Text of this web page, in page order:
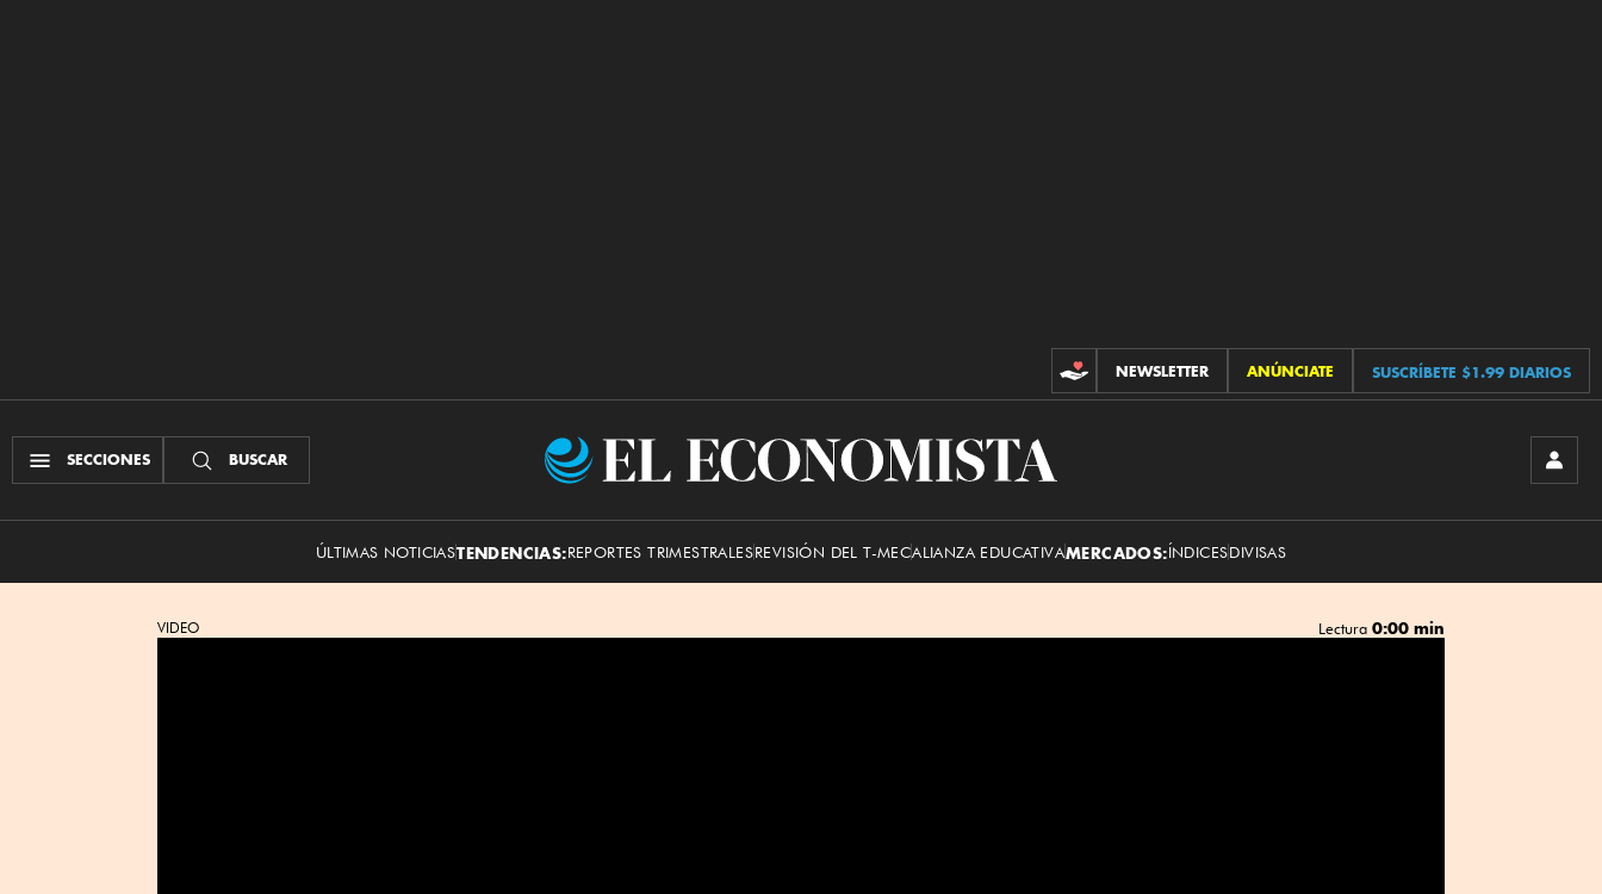
CONTRIBUCIONES
NEWSLETTER ANÚNCIATE SUSCRÍBETE $1.99 DIARIOS
SECCIONES BUSCAR
El
ÚLTIMAS NOTICIASTENDENCIAS:REPORTES TRIMESTRALESREVISIÓN DEL T-MECALIANZA EDUCATIVAMERCADOS:ÍNDICESDIVISAS
VIDEO Lectura 0:00 min